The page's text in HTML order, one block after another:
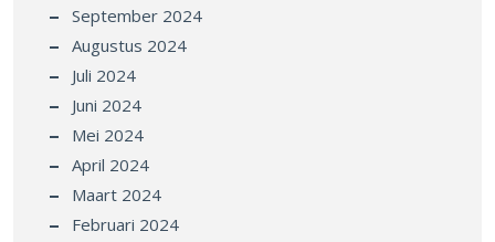
September 2024
Augustus 2024
Juli 2024
Juni 2024
Mei 2024
April 2024
Maart 2024
Februari 2024